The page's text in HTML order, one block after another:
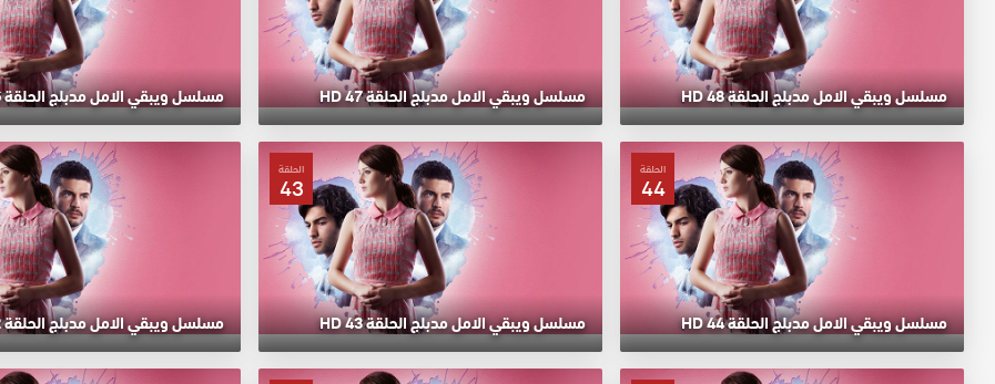
مسلسل ويبقي الامل مدبلج الحلقة 48 HD مسلسل ويبقي الامل مدبلج الحلقة 47 HD مسلسل ويبقي الامل مدبلج الحلقة 46 HD
الحلقة
44
مسلسل ويبقي الامل مدبلج الحلقة 44 HD
الحلقة
43
مسلسل ويبقي الامل مدبلج الحلقة 43 HD مسلسل ويبقي الامل مدبلج الحلقة 42 HD